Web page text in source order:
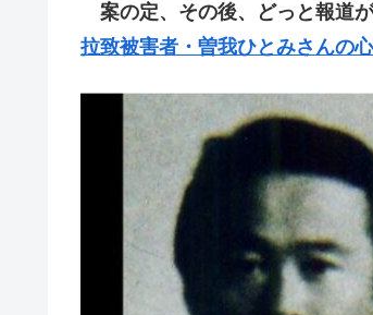
案の定、その後、どっと報道
拉致被害者・曽我ひとみさんの